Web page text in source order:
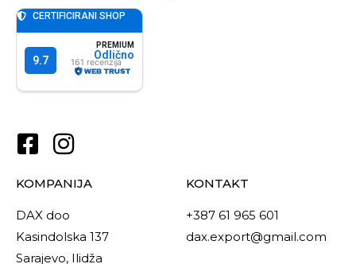
KOMPANIJA
DAX doo
Kasindolska 137
Sarajevo, Ilidža
KONTAKT
+387 61 965 601
dax.export@gmail.com